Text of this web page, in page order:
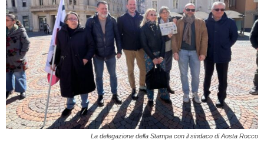
La delegazione della Stampa con il sindaco di Aosta Rocco